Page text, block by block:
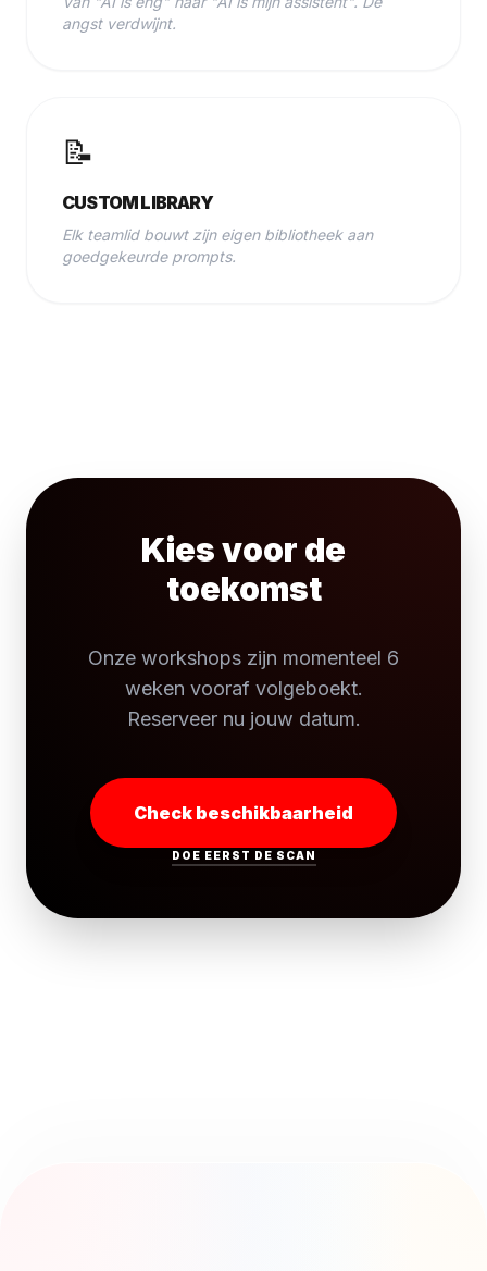
angst verdwijnt.
📝
CUSTOM LIBRARY
Elk teamlid bouwt zijn eigen bibliotheek aan
goedgekeurde prompts.
Kies voor de
toekomst
Onze workshops zijn momenteel 6
weken vooraf volgeboekt.
Reserveer nu jouw datum.
Check beschikbaarheid
DOE EERST DE SCAN